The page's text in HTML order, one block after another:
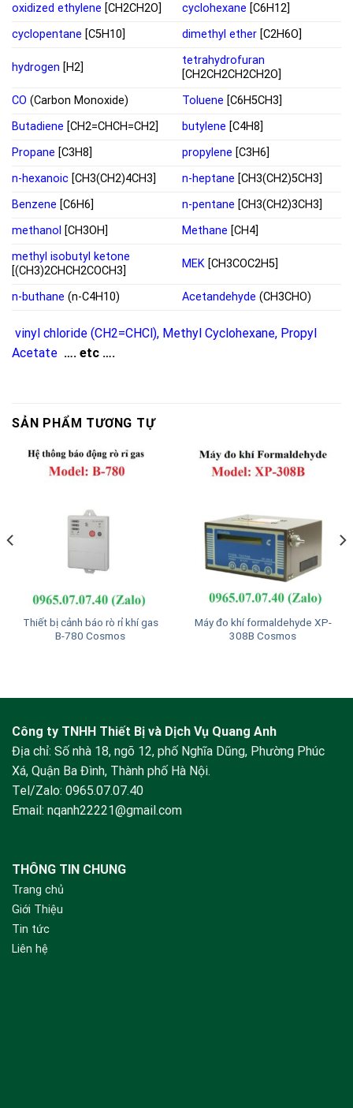
oxidized ethylene [CH2CH2O] cyclohexane [C6H12]
cyclopentane [C5H10] dimethyl ether [C2H6O]
hydrogen [H2]
tetrahydrofuran
[CH2CH2CH2CH2O]
CO (Carbon Monoxide) Toluene [C6H5CH3]
Butadiene [CH2=CHCH=CH2] butylene [C4H8]
Propane [C3H8] propylene [C3H6]
n-hexanoic [CH3(CH2)4CH3] n-heptane [CH3(CH2)5CH3]
Benzene [C6H6] n-pentane [CH3(CH2)3CH3]
methanol [CH3OH] Methane [CH4]
methyl isobutyl ketone
[(CH3)2CHCH2COCH3]
MEK [CH3COC2H5]
n-buthane (n-C4H10) Acetandehyde (CH3CHO)
vinyl chloride (CH2=CHCl), Methyl Cyclohexane, Propyl
Acetate …. etc ….
SẢN PHẨM TƯƠNG TỰ
Thiết bị cảnh báo rò rỉ khí gas
B-780 Cosmos
Máy đo khí formaldehyde XP-
308B Cosmos
Công ty TNHH Thiết Bị và Dịch Vụ Quang Anh
Địa chỉ: Số nhà 18, ngõ 12, phố Nghĩa Dũng, Phường Phúc
Xá, Quận Ba Đình, Thành phố Hà Nội.
Tel/Zalo: 0965.07.07.40
Email: nqanh22221@gmail.com
THÔNG TIN CHUNG
Trang chủ
Giới Thiệu
Tin tức
Liên hệ